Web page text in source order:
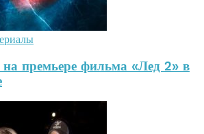
на премьере фильма «Лед 2» в